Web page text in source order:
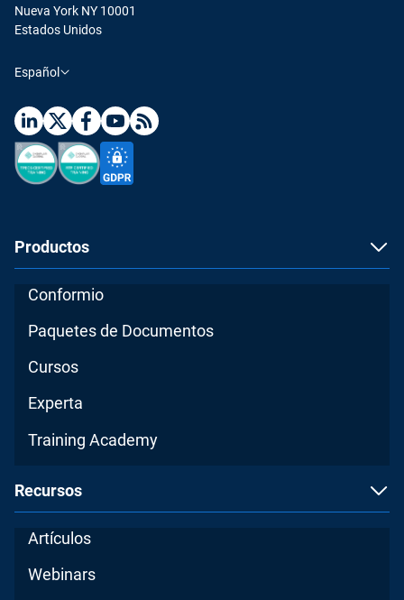
Nueva York NY 10001
Estados Unidos
Español
Productos
Conformio
Paquetes de Documentos
Cursos
Experta
Training Academy
Recursos
Artículos
Webinars